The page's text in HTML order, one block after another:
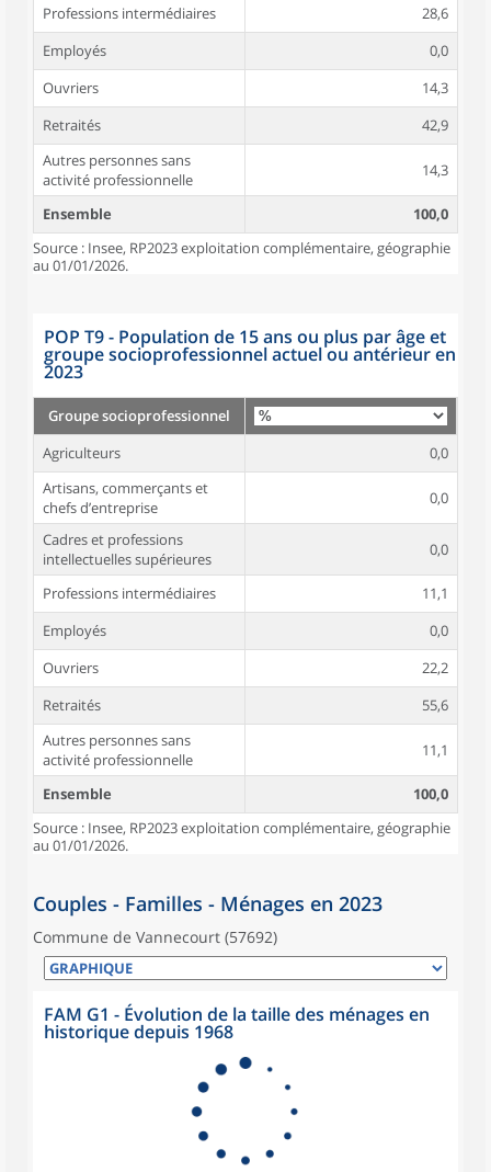
Professions intermédiaires
28,6
Employés
0,0
Ouvriers
14,3
Retraités
42,9
Autres personnes sans
activité professionnelle
14,3
Ensemble
100,0
Source : Insee, RP2023 exploitation complémentaire, géographie
au 01/01/2026.
POP T9 - Population de 15 ans ou plus par âge et
groupe socioprofessionnel actuel ou antérieur en
2023
Groupe socioprofessionnel
Agriculteurs
0,0
Artisans, commerçants et
chefs d’entreprise
0,0
Cadres et professions
intellectuelles supérieures
0,0
Professions intermédiaires
11,1
Employés
0,0
Ouvriers
22,2
Retraités
55,6
Autres personnes sans
activité professionnelle
11,1
Ensemble
100,0
Source : Insee, RP2023 exploitation complémentaire, géographie
au 01/01/2026.
Couples - Familles - Ménages en 2023
Commune de Vannecourt (57692)
FAM G1 - Évolution de la taille des ménages en
historique depuis 1968